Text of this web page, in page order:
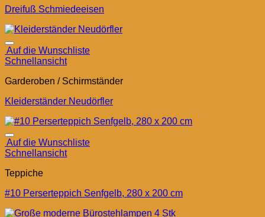
Dreifuß Schmiedeeisen
Auf die Wunschliste
Schnellansicht
Garderoben / Schirmständer
Kleiderständer Neudörfler
Auf die Wunschliste
Schnellansicht
Teppiche
#10 Perserteppich Senfgelb, 280 x 200 cm